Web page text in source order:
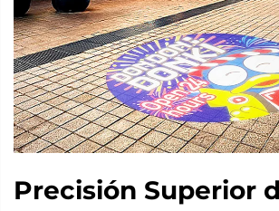
Precisión Superior